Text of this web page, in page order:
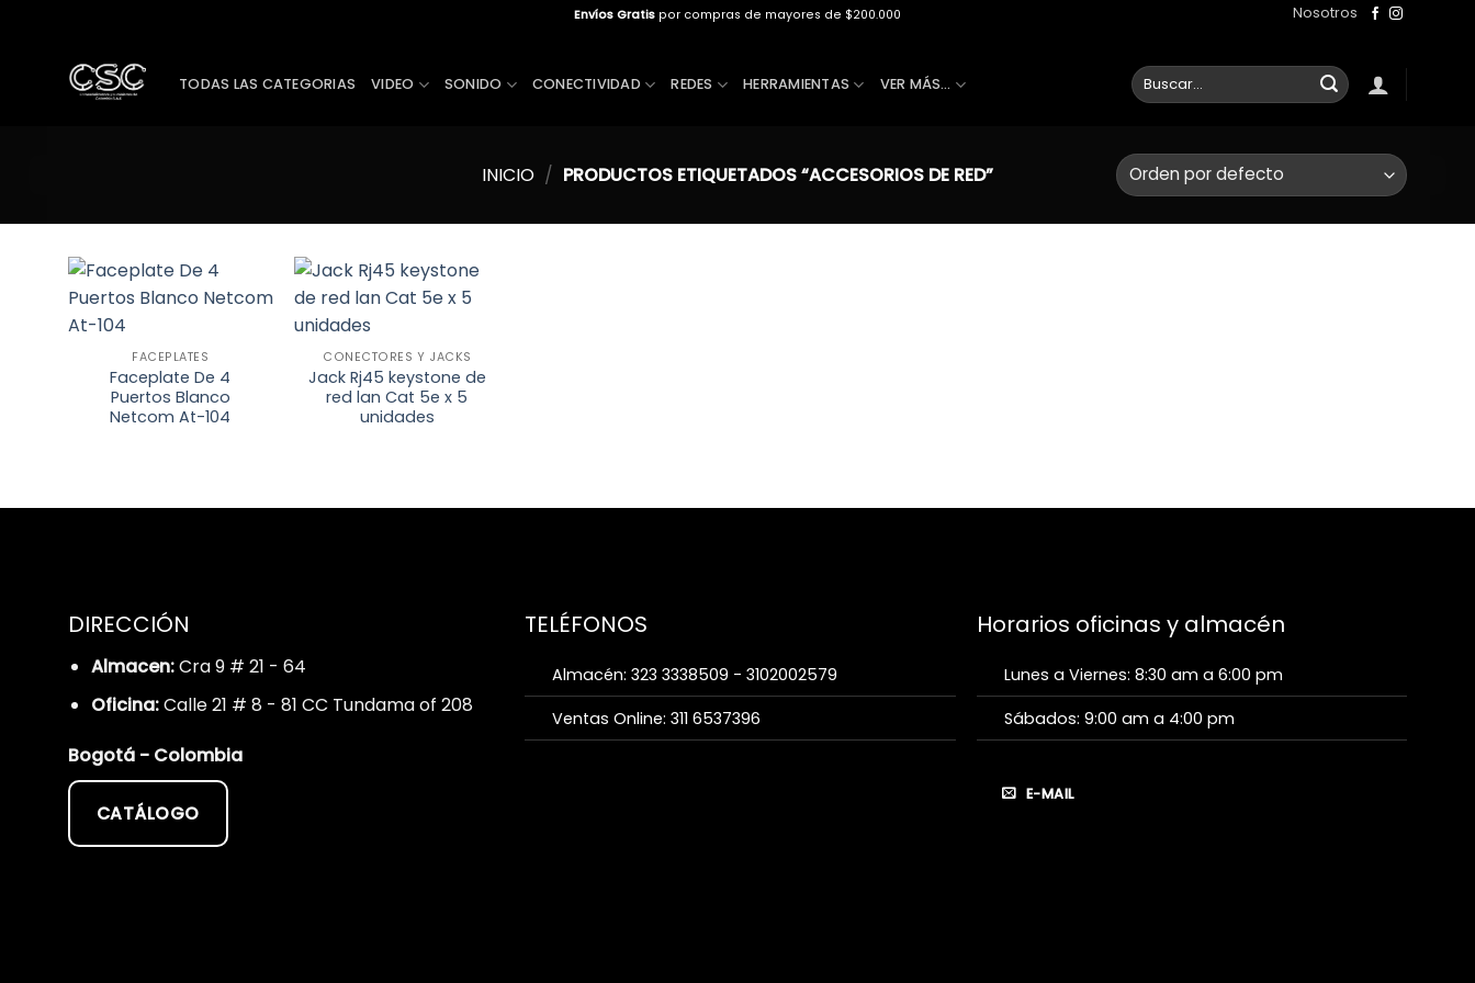
Envíos Gratis por compras de mayores de $200.000 Nosotros
TODAS LAS CATEGORIAS VIDEO SONIDO CONECTIVIDAD REDES HERRAMIENTAS VER MÁS…
Buscar
por:
INICIO / PRODUCTOS ETIQUETADOS “ACCESORIOS DE RED”
lista de
deseos
FACEPLATES
Faceplate De 4
Puertos Blanco
Netcom At-104
a la
lista de
deseos
CONECTORES Y JACKS
Jack Rj45 keystone de
red lan Cat 5e x 5
unidades
DIRECCIÓN
Almacen:Cra 9 # 21 - 64
Oficina:Calle 21 # 8 - 81 CC Tundama of 208
Bogotá - Colombia
CATÁLOGO
TELÉFONOS
Almacén: 323 3338509 - 3102002579
Ventas Online: 311 6537396
Horarios oficinas y almacén
Lunes a Viernes: 8:30 am a 6:00 pm
Sábados: 9:00 am a 4:00 pm
E-MAIL